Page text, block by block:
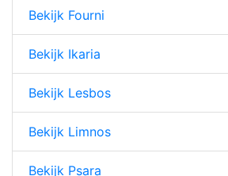
Bekijk Fourni
Bekijk Ikaria
Bekijk Lesbos
Bekijk Limnos
Bekijk Psara